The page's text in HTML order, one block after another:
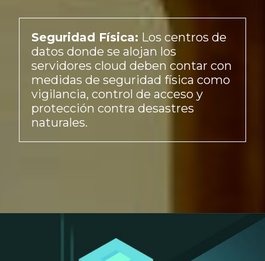
Seguridad Física: Los centros de
datos donde se alojan los
servidores cloud deben contar con
medidas de seguridad física como
vigilancia, control de acceso y
protección contra desastres
naturales.